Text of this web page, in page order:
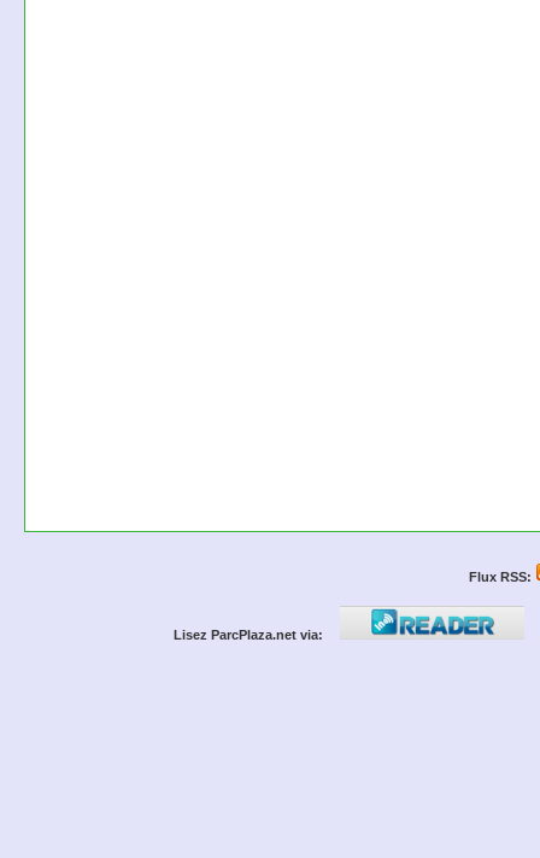
Flux RSS:
Lisez ParcPlaza.net via: